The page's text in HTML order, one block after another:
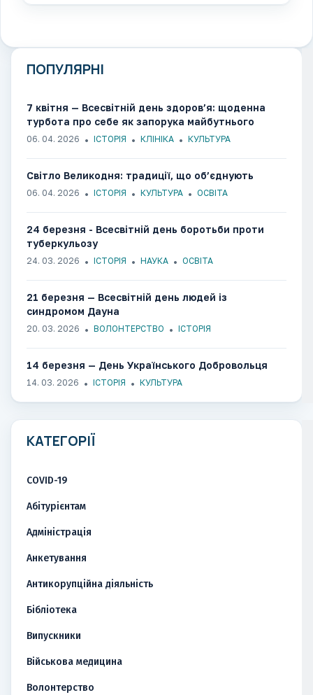
ПОПУЛЯРНІ
7 квітня — Всесвітній день здоров’я: щоденна
турбота про себе як запорука майбутнього
06. 04. 2026 ІСТОРІЯ КЛІНІКА КУЛЬТУРА
Світло Великодня: традиції, що об’єднують
06. 04. 2026 ІСТОРІЯ КУЛЬТУРА ОСВІТА
24 березня - Всесвітній день боротьби проти
туберкульозу
24. 03. 2026 ІСТОРІЯ НАУКА ОСВІТА
21 березня — Всесвітній день людей із
синдромом Дауна
20. 03. 2026 ВОЛОНТЕРСТВО ІСТОРІЯ
14 березня — День Українського Добровольця
14. 03. 2026 ІСТОРІЯ КУЛЬТУРА
КАТЕГОРІЇ
COVID-19
Абітурієнтам
Адміністрація
Анкетування
Антикорупційна діяльність
Бібліотека
Випускники
Військова медицина
Волонтерство